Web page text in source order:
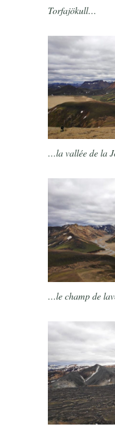
Torfajökull…
…la vallée de la
…le champ de